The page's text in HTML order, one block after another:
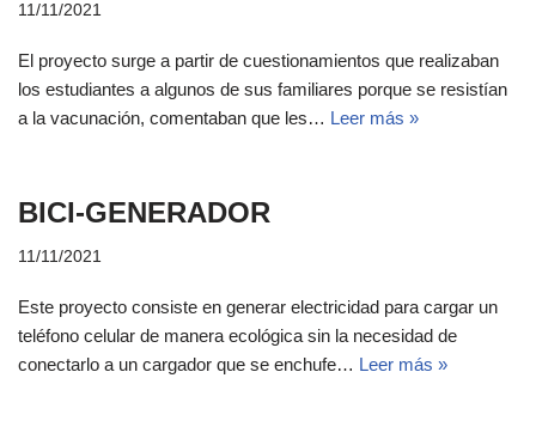
11/11/2021
El proyecto surge a partir de cuestionamientos que realizaban
los estudiantes a algunos de sus familiares porque se resistían
a la vacunación, comentaban que les… Leer más »
BICI-GENERADOR
11/11/2021
Este proyecto consiste en generar electricidad para cargar un
teléfono celular de manera ecológica sin la necesidad de
conectarlo a un cargador que se enchufe… Leer más »